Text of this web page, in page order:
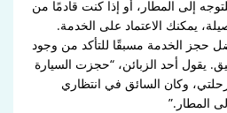
إلى المطار، أو إذا كنت قادمًا من
يمكنك الاعتماد على الخدمة.
حجز الخدمة مسبقًا للتأكد من وجود
يقول أحد الزبائن، “حجزت السيارة
وكان السائق في انتظاري
المطار.”